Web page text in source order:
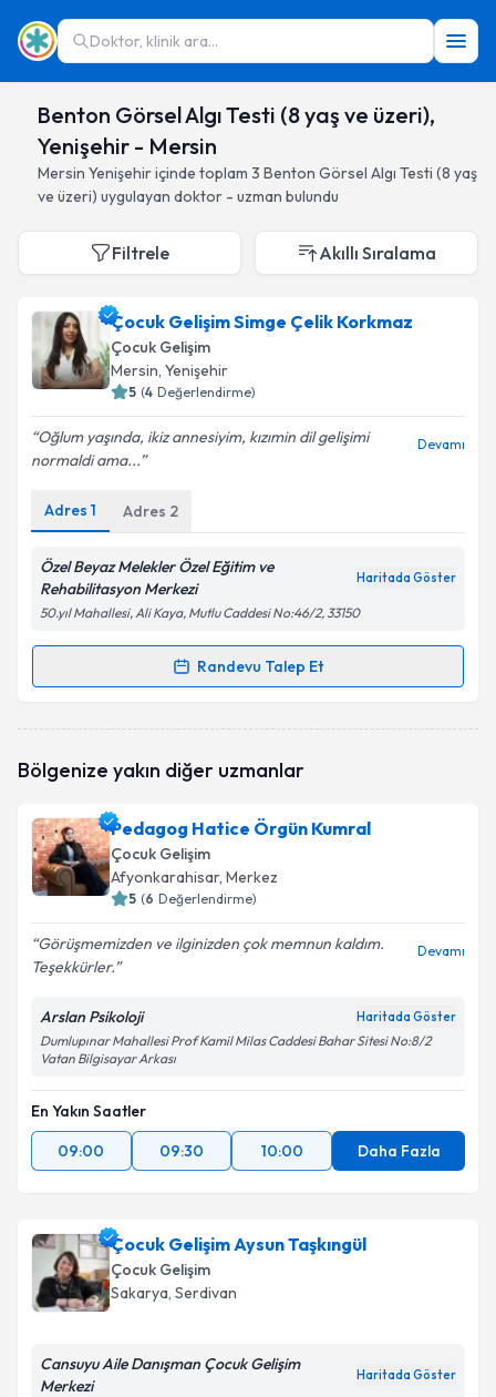
Doktor, klinik ara...
Benton Görsel Algı Testi (8 yaş ve üzeri),
Yenişehir - Mersin
Mersin Yenişehiriçinde toplam 3 Benton Görsel Algı Testi (8 yaş
ve üzeri) uygulayan doktor - uzman bulundu
Filtrele Akıllı Sıralama
Çocuk Gelişim Simge Çelik Korkmaz
Çocuk Gelişim
Mersin, Yenişehir
5 (4 Değerlendirme)
Oğlum yaşında, ikiz annesiyim, kızımin dil gelişimi
normaldi ama...
Devamı
Adres 1 Adres 2
Özel Beyaz Melekler Özel Eğitim ve
Rehabilitasyon Merkezi
Haritada Göster
50.yıl Mahallesi, Ali Kaya, Mutlu Caddesi No:46/2, 33150
Randevu Talep Et
Randevu Takvimi Talebi
takvimi talebi oluşturun. Size bu uzmandan randevu
bilgilendireceğiz.
E-posta Adresiniz
Kişisel verilerimin işlenmesine ilişkin
kapsamda işlenmesini kabul ediyorum.
Takvim Talebini Gönder
Bölgenize yakın diğer uzmanlar
Pedagog Hatice Örgün Kumral
Çocuk Gelişim
Afyonkarahisar, Merkez
5 (6 Değerlendirme)
Görüşmemizden ve ilginizden çok memnun kaldım.
Teşekkürler.
Devamı
Arslan Psikoloji Haritada Göster
Dumlupınar Mahallesi Prof Kamil Milas Caddesi Bahar Sitesi No:8/2
Vatan Bilgisayar Arkası
En Yakın Saatler
09:00
09:30 10:00 Daha Fazla
Çocuk Gelişim Aysun Taşkıngül
Çocuk Gelişim
Sakarya, Serdivan
Cansuyu Aile Danışman Çocuk Gelişim
Merkezi
Haritada Göster